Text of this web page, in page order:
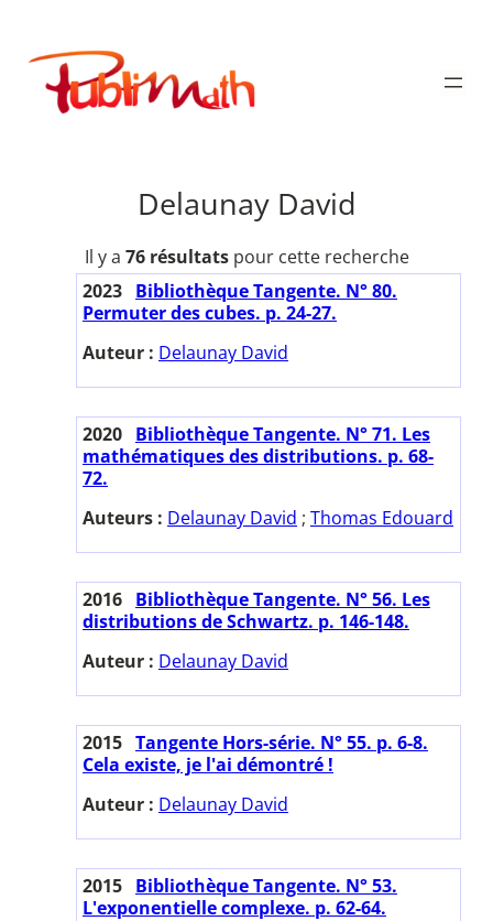
contenu
Publimath
Delaunay David
Il y a 76 résultatspour cette recherche
2023 Bibliothèque Tangente. N° 80.
Permuter des cubes. p. 24-27.
Auteur : Delaunay David
2020 Bibliothèque Tangente. N° 71. Les
mathématiques des distributions. p. 68-
72.
Auteurs : Delaunay David ; Thomas Edouard
2016 Bibliothèque Tangente. N° 56. Les
distributions de Schwartz. p. 146-148.
Auteur : Delaunay David
2015 Tangente Hors-série. N° 55. p. 6-8.
Cela existe, je l'ai démontré !
Auteur : Delaunay David
2015 Bibliothèque Tangente. N° 53.
L'exponentielle complexe. p. 62-64.